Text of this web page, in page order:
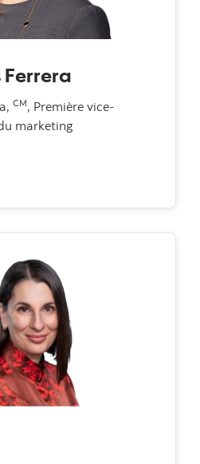
Ferrera
CM, Première vice-
marketing